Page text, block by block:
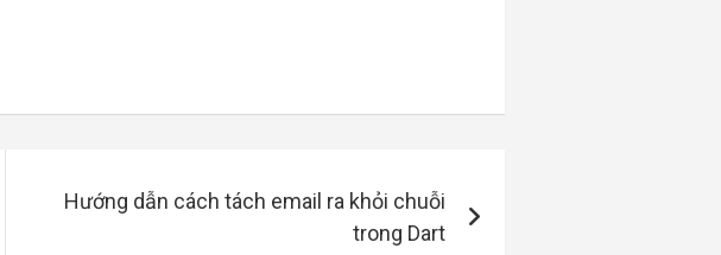
Hướng dẫn cách tách email ra khỏi chuỗi
trong Dart